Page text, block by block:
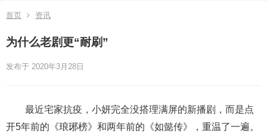
首页 资讯
为什么老剧更“耐刷”
发布于 2020年3月28日
最近宅家抗疫，小妍完全没搭理满屏的新播剧，而是点
开5年前的《琅琊榜》和两年前的《如懿传》，重温了一遍。